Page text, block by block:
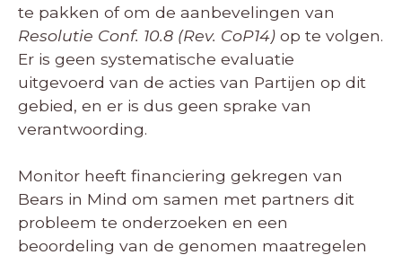
te pakken of om de aanbevelingen van
Resolutie Conf. 10.8 (Rev. CoP14) op te volgen.
Er is geen systematische evaluatie
uitgevoerd van de acties van Partijen op dit
gebied, en er is dus geen sprake van
verantwoording.
Monitor heeft financiering gekregen van
Bears in Mind om samen met partners dit
probleem te onderzoeken en een
beoordeling van de genomen maatregelen